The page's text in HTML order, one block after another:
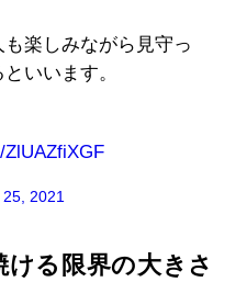
楽しみながら見守っ
いいます。
2021
る限界の大きさ